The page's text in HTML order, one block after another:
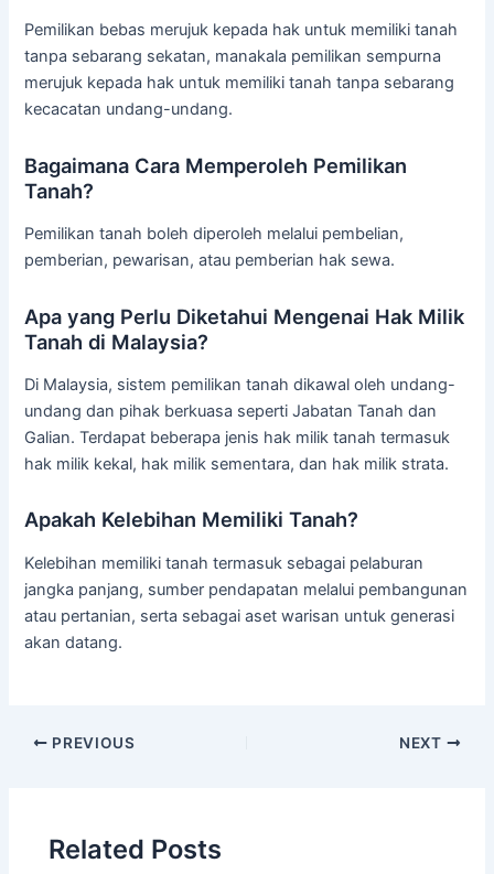
Pemilikan bebas merujuk kepada hak untuk memiliki tanah
tanpa sebarang sekatan, manakala pemilikan sempurna
merujuk kepada hak untuk memiliki tanah tanpa sebarang
kecacatan undang-undang.
Bagaimana Cara Memperoleh Pemilikan
Tanah?
Pemilikan tanah boleh diperoleh melalui pembelian,
pemberian, pewarisan, atau pemberian hak sewa.
Apa yang Perlu Diketahui Mengenai Hak Milik
Tanah di Malaysia?
Di Malaysia, sistem pemilikan tanah dikawal oleh undang-
undang dan pihak berkuasa seperti Jabatan Tanah dan
Galian. Terdapat beberapa jenis hak milik tanah termasuk
hak milik kekal, hak milik sementara, dan hak milik strata.
Apakah Kelebihan Memiliki Tanah?
Kelebihan memiliki tanah termasuk sebagai pelaburan
jangka panjang, sumber pendapatan melalui pembangunan
atau pertanian, serta sebagai aset warisan untuk generasi
akan datang.
PREVIOUS NEXT
Related Posts